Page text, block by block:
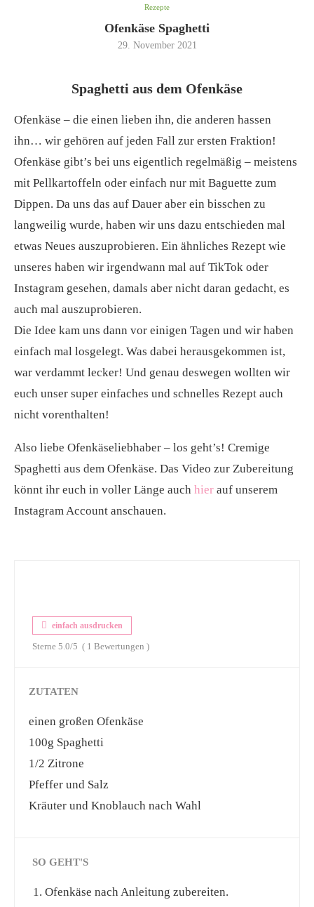
Rezepte
Ofenkäse Spaghetti
29. November 2021
Spaghetti aus dem Ofenkäse
Ofenkäse – die einen lieben ihn, die anderen hassen
ihn… wir gehören auf jeden Fall zur ersten Fraktion!
Ofenkäse gibt’s bei uns eigentlich regelmäßig – meistens
mit Pellkartoffeln oder einfach nur mit Baguette zum
Dippen. Da uns das auf Dauer aber ein bisschen zu
langweilig wurde, haben wir uns dazu entschieden mal
etwas Neues auszuprobieren. Ein ähnliches Rezept wie
unseres haben wir irgendwann mal auf TikTok oder
Instagram gesehen, damals aber nicht daran gedacht, es
auch mal auszuprobieren.
Die Idee kam uns dann vor einigen Tagen und wir haben
einfach mal losgelegt. Was dabei herausgekommen ist,
war verdammt lecker! Und genau deswegen wollten wir
euch unser super einfaches und schnelles Rezept auch
nicht vorenthalten!
Also liebe Ofenkäseliebhaber – los geht’s! Cremige
Spaghetti aus dem Ofenkäse. Das Video zur Zubereitung
könnt ihr euch in voller Länge auch hier auf unserem
Instagram Account anschauen.
einfach ausdrucken
Sterne 5.0/5 ( 1 Bewertungen )
ZUTATEN
einen großen Ofenkäse
100g Spaghetti
1/2 Zitrone
Pfeffer und Salz
Kräuter und Knoblauch nach Wahl
SO GEHT'S
Ofenkäse nach Anleitung zubereiten.